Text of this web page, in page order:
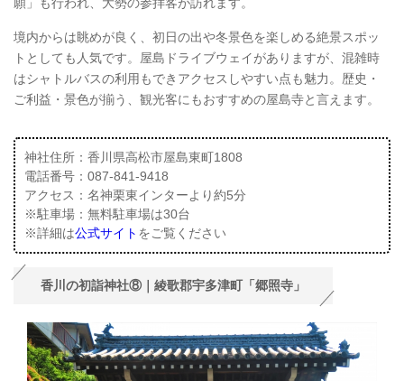
境内からは眺めが良く、初日の出や冬景色を楽しめる絶景スポッ
トとしても人気です。屋島ドライブウェイがありますが、混雑時
はシャトルバスの利用もできアクセスしやすい点も魅力。歴史・
ご利益・景色が揃う、観光客にもおすすめの屋島寺と言えます。
神社住所：香川県高松市屋島東町1808
電話番号：087-841-9418
アクセス：名神栗東インターより約5分
※駐車場：無料駐車場は30台
※詳細は公式サイト をご覧ください
香川の初詣神社⑧｜綾歌郡宇多津町「郷照寺」